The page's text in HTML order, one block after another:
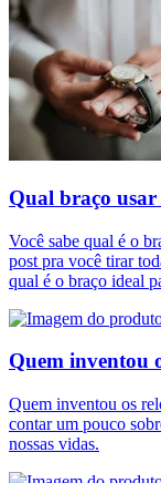
Qual braço usar
Você sabe qual é o
post pra você tirar
qual é o braço ideal
Quem inventou
Quem inventou os
contar um pouco
nossas vidas.